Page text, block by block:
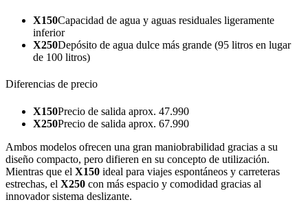
X150Capacidad de agua y aguas residuales ligeramente
inferior
X250Depósito de agua dulce más grande (95 litros en lugar
de 100 litros)
Diferencias de precio
X150Precio de salida aprox. 47.990
X250Precio de salida aprox. 67.990
Ambos modelos ofrecen una gran maniobrabilidad gracias a su
diseño compacto, pero difieren en su concepto de utilización.
Mientras que el X150 ideal para viajes espontáneos y carreteras
estrechas, el X250 con más espacio y comodidad gracias al
innovador sistema deslizante.